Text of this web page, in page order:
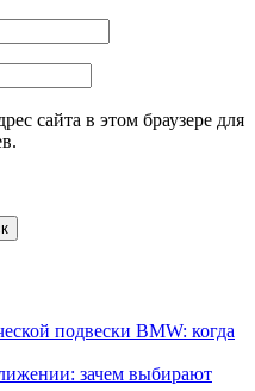
сайта в этом браузере для
подвески BMW: когда
зачем выбирают